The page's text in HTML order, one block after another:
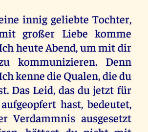
innig geliebte Tochter,
großer Liebe komme
heute Abend, um mit dir
kommunizieren. Denn
kenne die Qualen, die du
Das Leid, das du jetzt für
hast, bedeutet,
Verdammnis ausgesetzt